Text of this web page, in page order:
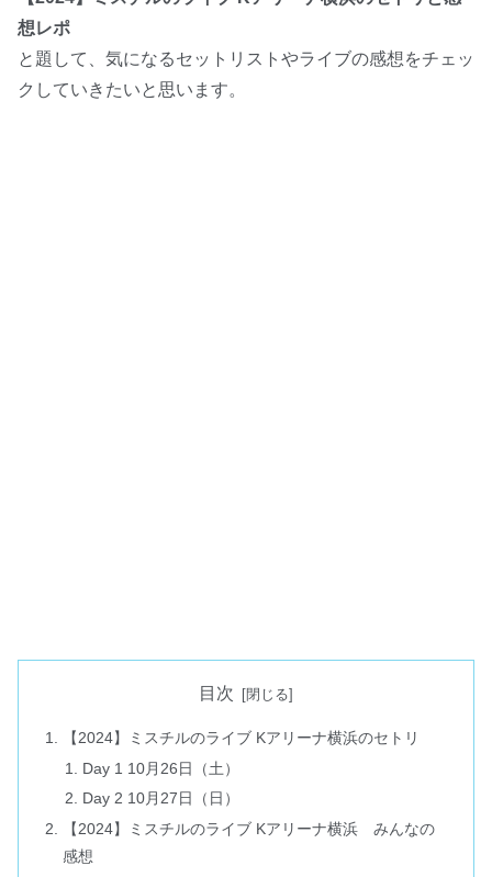
想レポ
と題して、気になるセットリストやライブの感想をチェッ
クしていきたいと思います。
目次
【2024】ミスチルのライブ Kアリーナ横浜のセトリ
Day 1 10月26日（土）
Day 2 10月27日（日）
【2024】ミスチルのライブ Kアリーナ横浜 みんなの
感想